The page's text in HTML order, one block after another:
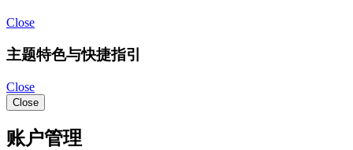
Close
主题特色与快捷指引
Close
Close
账户管理